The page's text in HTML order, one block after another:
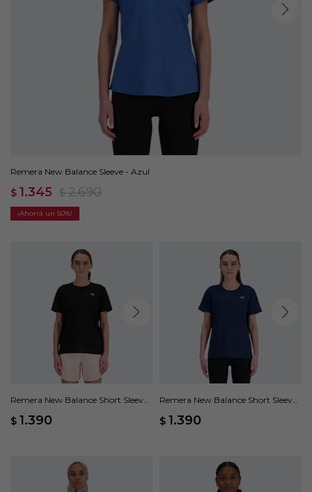
Remera New Balance Sleeve - Azul
$ 1.345 $ 2.690
50
Remera New Balance Short Sleeve
$ 1.390
Remera New Balance Short Sleeve
$ 1.390